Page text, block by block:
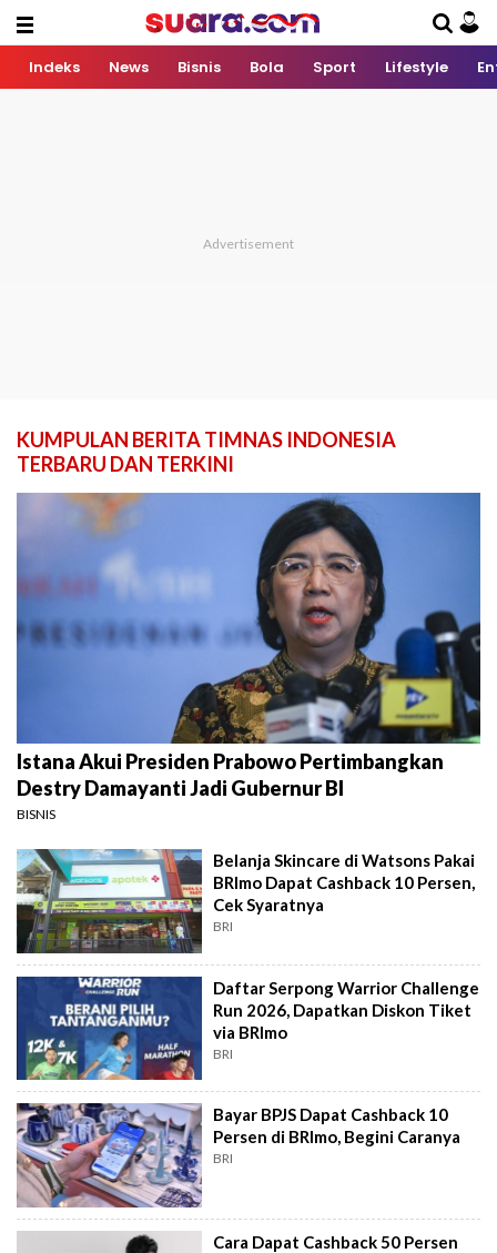
Indeks News Bisnis Bola Sport Lifestyle
KUMPULAN BERITA TIMNAS INDONESIA
TERBARU DAN TERKINI
Istana Akui Presiden Prabowo Pertimbangkan
Destry Damayanti Jadi Gubernur BI
BISNIS
Belanja Skincare di Watsons Pakai
BRImo Dapat Cashback 10 Persen,
Cek Syaratnya
BRI
Daftar Serpong Warrior Challenge
Run 2026, Dapatkan Diskon Tiket
via BRImo
BRI
Bayar BPJS Dapat Cashback 10
Persen di BRImo, Begini Caranya
BRI
Cara Dapat Cashback 50 Persen